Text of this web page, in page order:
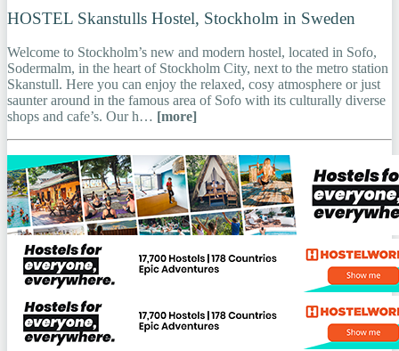
HOSTEL Skanstulls Hostel, Stockholm in Sweden
Welcome to Stockholm’s new and modern hostel, located in Sofo,
Sodermalm, in the heart of Stockholm City, next to the metro station
Skanstull. Here you can enjoy the relaxed, cosy atmosphere or just
saunter around in the famous area of Sofo with its culturally diverse
shops and cafe’s. Our h… [more]